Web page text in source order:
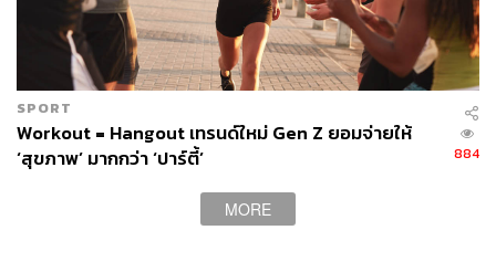
SPORT
Workout = Hangout เทรนด์ใหม่ Gen Z ยอมจ่ายให้
‘สุขภาพ’ มากกว่า ‘ปาร์ตี้’
884
MORE